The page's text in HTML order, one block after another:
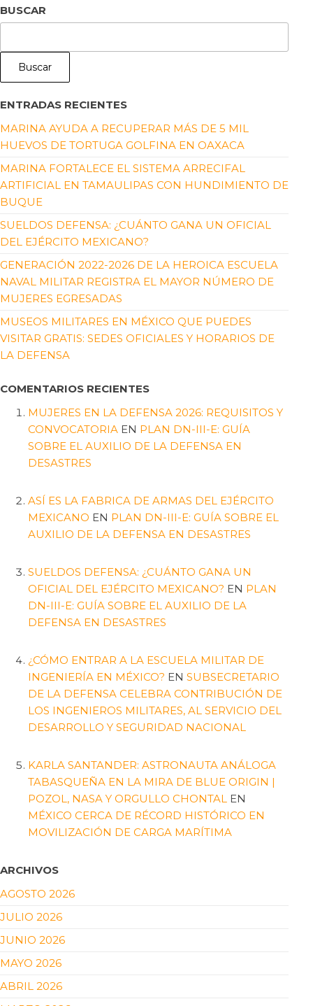
BUSCAR
Buscar
ENTRADAS RECIENTES
MARINA AYUDA A RECUPERAR MÁS DE 5 MIL
HUEVOS DE TORTUGA GOLFINA EN OAXACA
MARINA FORTALECE EL SISTEMA ARRECIFAL
ARTIFICIAL EN TAMAULIPAS CON HUNDIMIENTO DE
BUQUE
SUELDOS DEFENSA: ¿CUÁNTO GANA UN OFICIAL
DEL EJÉRCITO MEXICANO?
GENERACIÓN 2022-2026 DE LA HEROICA ESCUELA
NAVAL MILITAR REGISTRA EL MAYOR NÚMERO DE
MUJERES EGRESADAS
MUSEOS MILITARES EN MÉXICO QUE PUEDES
VISITAR GRATIS: SEDES OFICIALES Y HORARIOS DE
LA DEFENSA
COMENTARIOS RECIENTES
MUJERES EN LA DEFENSA 2026: REQUISITOS Y
CONVOCATORIA EN PLAN DN-III-E: GUÍA
SOBRE EL AUXILIO DE LA DEFENSA EN
DESASTRES
ASÍ ES LA FABRICA DE ARMAS DEL EJÉRCITO
MEXICANO EN PLAN DN-III-E: GUÍA SOBRE EL
AUXILIO DE LA DEFENSA EN DESASTRES
SUELDOS DEFENSA: ¿CUÁNTO GANA UN
OFICIAL DEL EJÉRCITO MEXICANO? EN PLAN
DN-III-E: GUÍA SOBRE EL AUXILIO DE LA
DEFENSA EN DESASTRES
¿CÓMO ENTRAR A LA ESCUELA MILITAR DE
INGENIERÍA EN MÉXICO? EN SUBSECRETARIO
DE LA DEFENSA CELEBRA CONTRIBUCIÓN DE
LOS INGENIEROS MILITARES, AL SERVICIO DEL
DESARROLLO Y SEGURIDAD NACIONAL
KARLA SANTANDER: ASTRONAUTA ANÁLOGA
TABASQUEÑA EN LA MIRA DE BLUE ORIGIN |
POZOL, NASA Y ORGULLO CHONTAL EN
MÉXICO CERCA DE RÉCORD HISTÓRICO EN
MOVILIZACIÓN DE CARGA MARÍTIMA
ARCHIVOS
AGOSTO 2026
JULIO 2026
JUNIO 2026
MAYO 2026
ABRIL 2026